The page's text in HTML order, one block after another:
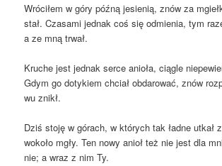
Wró­ci­łem w góry póź­ną jesie­nią, znów za
stał. Cza­sa­mi jed­nak coś się odmie­nia, tym
a ze mną trwał.
Kru­che jest jed­nak ser­ce anio­ła, cią­gle
Gdym go doty­kiem chciał obda­ro­wać, znów
wu znikł.
Dziś sto­ję w górach, w któ­rych tak ład­ne utkał
woko­ło mgły. Ten nowy anioł też nie jest dla
nie; a wraz z nim Ty.